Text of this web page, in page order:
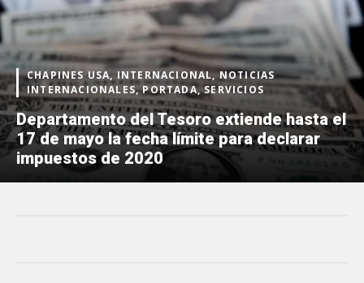
CHAPINES USA, INTERNACIONAL, NOTICIAS
INTERNACIONALES, PORTADA, SERVICIOS
Departamento del Tesoro extiende hasta el
17 de mayo la fecha límite para declarar
impuestos de 2020